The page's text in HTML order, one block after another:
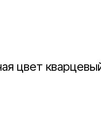
цвет